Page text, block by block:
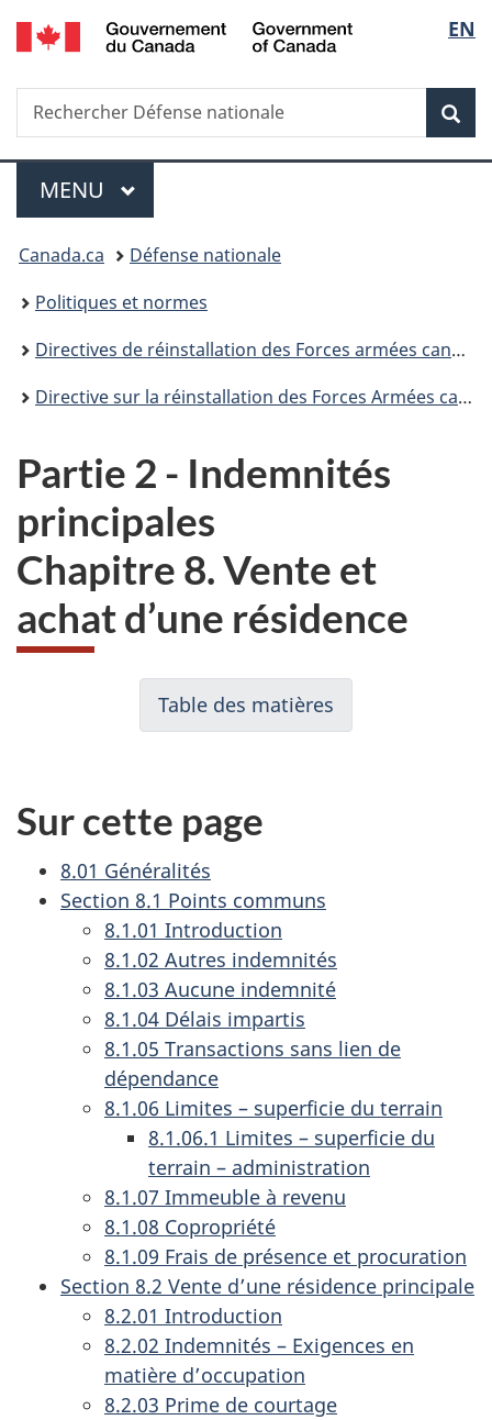
Passer
au
principal
Passer
à
Au
du
Passer
au
de
section
Passer
à
version
simplifiée
de
la
EN
Recherche
Rechercher
Défense
Menu
MENU PRINCIPAL
Vous
êtes
ici :
Canada.ca
Défense nationale
Politiques et normes
Directives de réinstallation des Forces armées canadiennes
Directive sur la réinstallation des Forces Armées canadiennes (DRFAC) – effective le 1er mars 2025
Partie 2 - Indemnités
principales
Chapitre 8. Vente et
achat d’une résidence
g
Table des matières
sur
Sur cette page
8.01 Généralités
Section 8.1 Points communs
8.1.01 Introduction
8.1.02 Autres indemnités
8.1.03 Aucune indemnité
8.1.04 Délais impartis
8.1.05 Transactions sans lien de
dépendance
8.1.06 Limites – superficie du terrain
8.1.06.1 Limites – superficie du
terrain – administration
8.1.07 Immeuble à revenu
8.1.08 Copropriété
8.1.09 Frais de présence et procuration
Section 8.2 Vente d’une résidence principale
8.2.01 Introduction
8.2.02 Indemnités – Exigences en
matière d’occupation
8.2.03 Prime de courtage